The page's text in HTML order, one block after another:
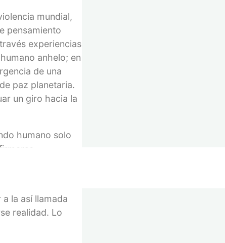
mundial,
pensamiento
experiencias
anhelo; en
de una
paz planetaria.
un giro hacia la
humano solo
meta de una
la así llamada
realidad. Lo